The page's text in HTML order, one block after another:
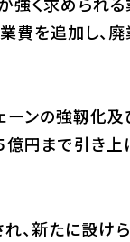
費を追加し、
ーンの強靱化
円まで引き上
、新たに設けら